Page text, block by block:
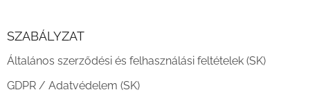
SZABÁLYZAT
Általános szerződési és felhasználási feltételek (SK)
GDPR / Adatvédelem (SK)